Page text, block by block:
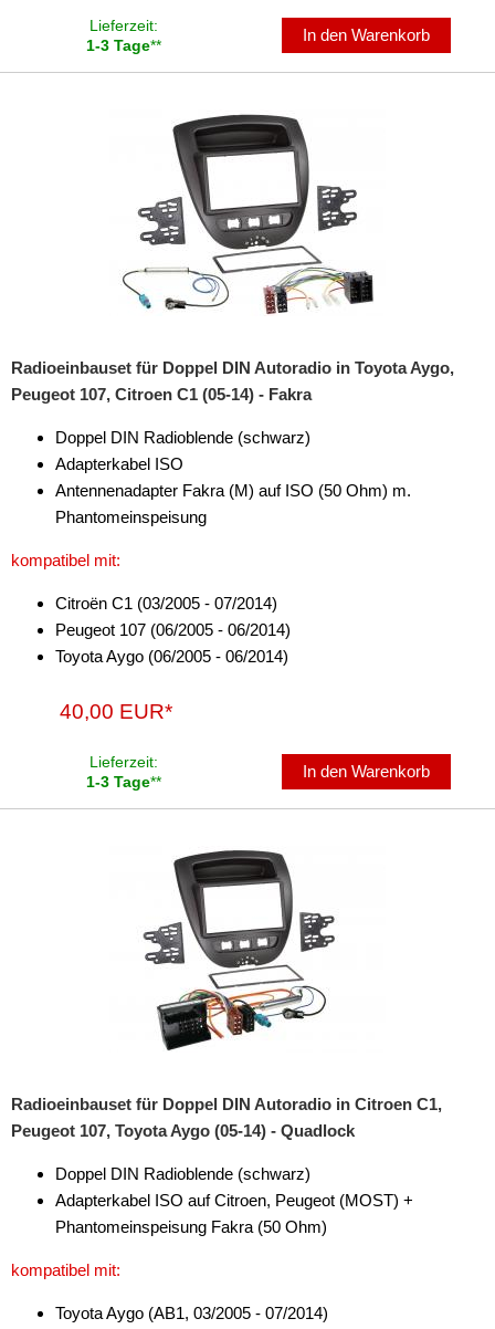
für Skoda
für Smart
Avensis
Aygo
Camry
Celica
Corolla
Echo
FJ
Matrix
Verso
Yaris
für Volkswagen
für Volvo
Radiorahmen
Lieferzeit:
1-3 Tage**
In den Warenkorb
Radioeinbauset für Doppel DIN Autoradio in Toyota Aygo,
Peugeot 107, Citroen C1 (05-14) - Fakra
Doppel DIN Radioblende (schwarz)
Adapterkabel ISO
Antennenadapter Fakra (M) auf ISO (50 Ohm) m.
Phantomeinspeisung
kompatibel mit:
Citroën C1 (03/2005 - 07/2014)
Peugeot 107 (06/2005 - 06/2014)
Toyota Aygo (06/2005 - 06/2014)
40,00 EUR*
Lieferzeit:
1-3 Tage**
In den Warenkorb
Radioeinbauset für Doppel DIN Autoradio in Citroen C1,
Peugeot 107, Toyota Aygo (05-14) - Quadlock
Doppel DIN Radioblende (schwarz)
Adapterkabel ISO auf Citroen, Peugeot (MOST) +
Phantomeinspeisung Fakra (50 Ohm)
kompatibel mit:
Toyota Aygo (AB1, 03/2005 - 07/2014)